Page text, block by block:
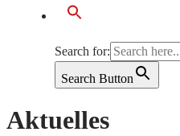
Search for:
Search Button
Aktuelles